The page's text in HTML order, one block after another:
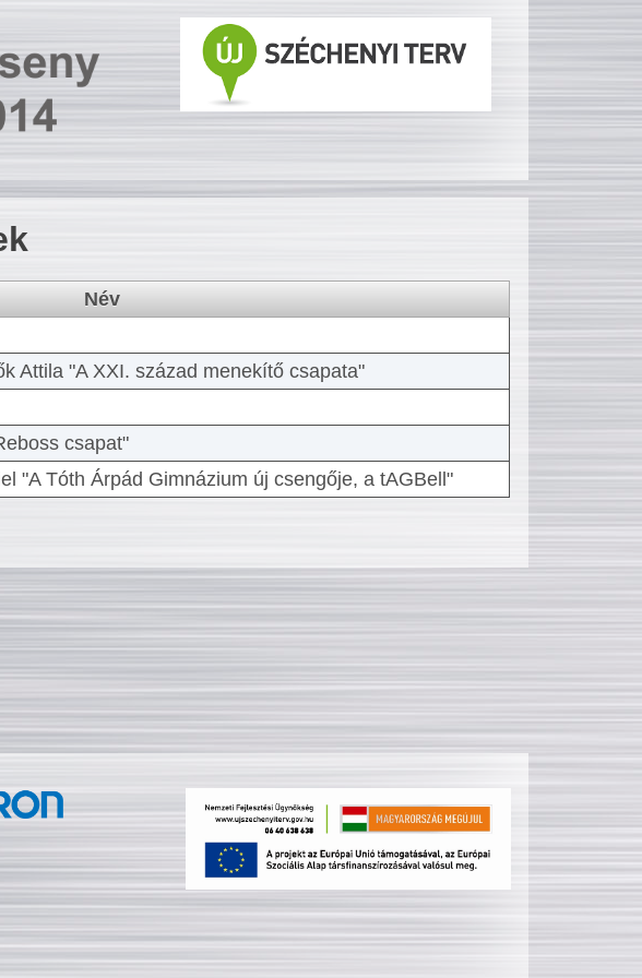
Név
Attila "A XXI. század menekítő csapata"
csapat"
"A Tóth Árpád Gimnázium új csengője, a tAGBell"